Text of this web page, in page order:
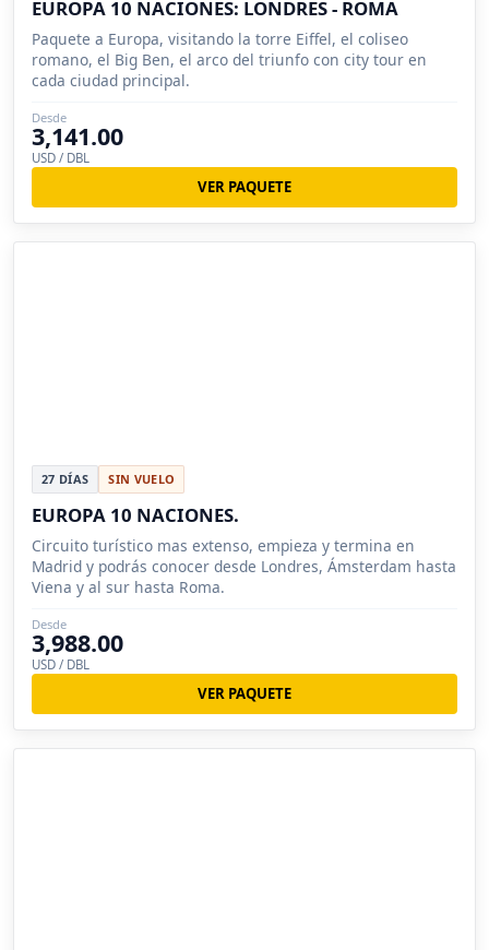
EUROPA 10 NACIONES: LONDRES - ROMA
Paquete a Europa, visitando la torre Eiffel, el coliseo
romano, el Big Ben, el arco del triunfo con city tour en
cada ciudad principal.
Desde
3,141.00
USD / DBL
VER PAQUETE
27 DÍAS SIN VUELO
EUROPA 10 NACIONES.
Circuito turístico mas extenso, empieza y termina en
Madrid y podrás conocer desde Londres, Ámsterdam hasta
Viena y al sur hasta Roma.
Desde
3,988.00
USD / DBL
VER PAQUETE